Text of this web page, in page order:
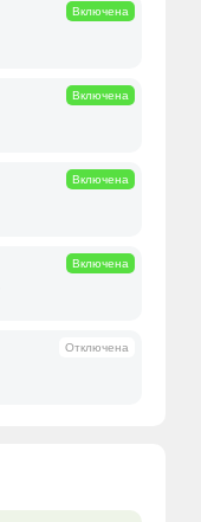
Включена
Включена
Включена
Включена
Отключена